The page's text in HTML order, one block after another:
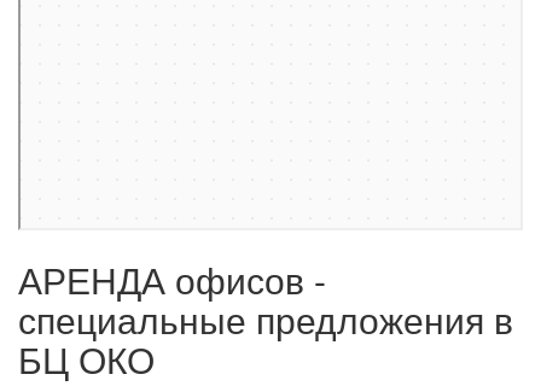
АРЕНДА офисов -
специальные предложения в
БЦ ОКО